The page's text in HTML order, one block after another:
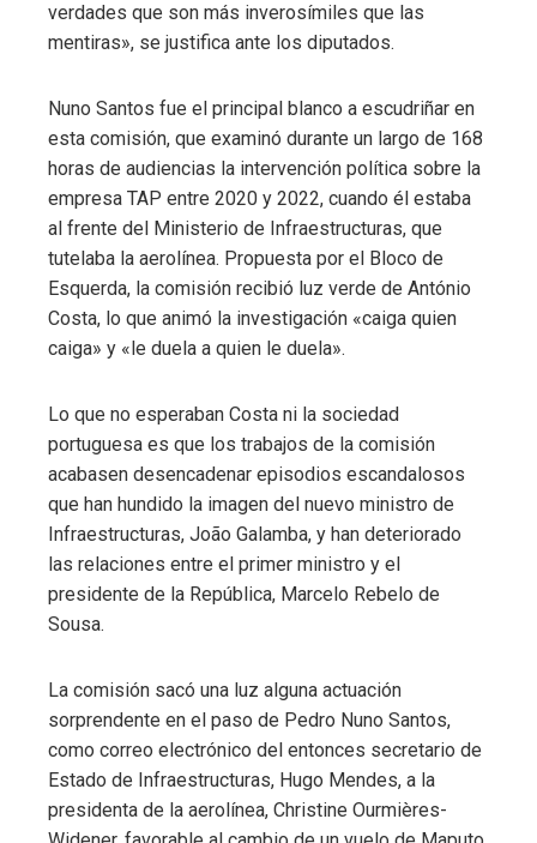
verdades que son más inverosímiles que las
mentiras», se justifica ante los diputados.
Nuno Santos fue el principal blanco a escudriñar en
esta comisión, que examinó durante un largo de 168
horas de audiencias la intervención política sobre la
empresa TAP entre 2020 y 2022, cuando él estaba
al frente del Ministerio de Infraestructuras, que
tutelaba la aerolínea. Propuesta por el Bloco de
Esquerda, la comisión recibió luz verde de António
Costa, lo que animó la investigación «caiga quien
caiga» y «le duela a quien le duela».
Lo que no esperaban Costa ni la sociedad
portuguesa es que los trabajos de la comisión
acabasen desencadenar episodios escandalosos
que han hundido la imagen del nuevo ministro de
Infraestructuras, João Galamba, y han deteriorado
las relaciones entre el primer ministro y el
presidente de la República, Marcelo Rebelo de
Sousa.
La comisión sacó una luz alguna actuación
sorprendente en el paso de Pedro Nuno Santos,
como correo electrónico del entonces secretario de
Estado de Infraestructuras, Hugo Mendes, a la
presidenta de la aerolínea, Christine Ourmières-